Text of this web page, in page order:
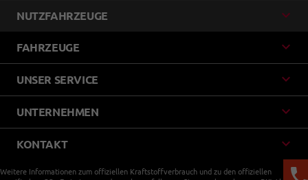
NUTZFAHRZEUGE
FAHRZEUGE
UNSER SERVICE
UNTERNEHMEN
KONTAKT
Weitere Informationen zum offiziellen Kraftstoffverbrauch und zu den offiziellen